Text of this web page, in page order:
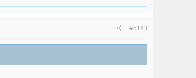
#5183